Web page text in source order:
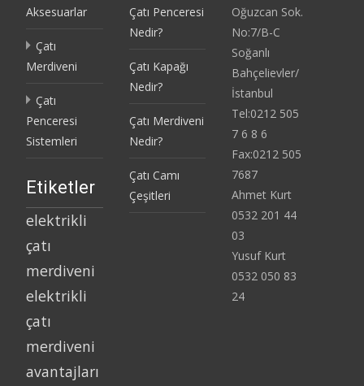
Aksesuarlar
Çatı
Merdiveni
Çatı
Penceresi
Sistemleri
Çatı Penceresi
Nedir?
Çatı Kapağı
Nedir?
Çatı Merdiveni
Nedir?
Çatı Camı
Çeşitleri
Oğuzcan Sok.
No:7/B-C
Soğanlı
Bahçelievler/
İstanbul
Tel:0212 505
7 6 8 6
Fax:0212 505
7687
Ahmet Kurt
0532 201 44
03
Yusuf Kurt
0532 050 83
24
Etiketler
elektrikli
çatı
merdiveni
elektrikli
çatı
merdiveni
avantajları